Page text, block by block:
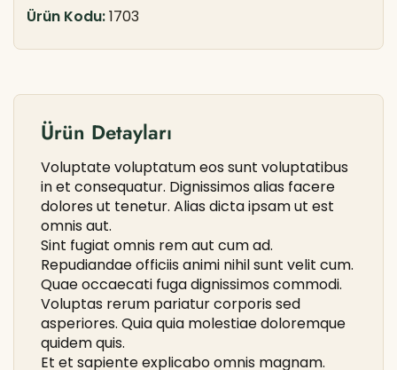
Ürün Kodu:1703
Ürün Detayları
Voluptate voluptatum eos sunt voluptatibus
in et consequatur. Dignissimos alias facere
dolores ut tenetur. Alias dicta ipsam ut est
omnis aut.
Sint fugiat omnis rem aut cum ad.
Repudiandae officiis animi nihil sunt velit cum.
Quae occaecati fuga dignissimos commodi.
Voluptas rerum pariatur corporis sed
asperiores. Quia quia molestiae doloremque
quidem quis.
Et et sapiente explicabo omnis magnam.